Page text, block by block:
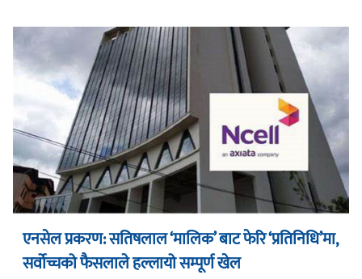
एनसेल प्रकरण: सतिषलाल ‘मालिक’ बाट फेरि ‘प्रतिनिधि’मा,
सर्वोच्चको फैसलाले हल्लायो सम्पूर्ण खेल